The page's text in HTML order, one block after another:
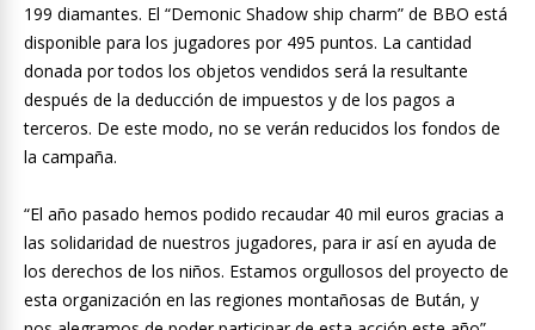
199 diamantes. El “Demonic Shadow ship charm” de BBO está
disponible para los jugadores por 495 puntos. La cantidad
donada por todos los objetos vendidos será la resultante
después de la deducción de impuestos y de los pagos a
terceros. De este modo, no se verán reducidos los fondos de
la campaña.
“El año pasado hemos podido recaudar 40 mil euros gracias a
las solidaridad de nuestros jugadores, para ir así en ayuda de
los derechos de los niños. Estamos orgullosos del proyecto de
esta organización en las regiones montañosas de Bután, y